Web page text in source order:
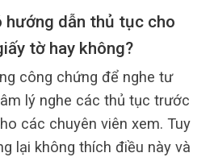
hướng dẫn thủ tục cho
tờ hay không?
công chứng để nghe tư
lý nghe các thủ tục trước
các chuyên viên xem. Tuy
lại không thích điều này và